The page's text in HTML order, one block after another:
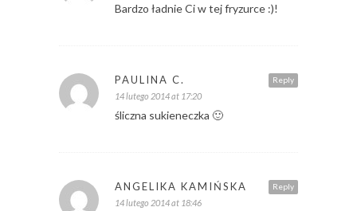
Bardzo ładnie Ci w tej fryzurce :)!
Reply
PAULINA C.
14 lutego 2014 at 17:20
śliczna sukieneczka 🙂
Reply
ANGELIKA KAMIŃSKA
14 lutego 2014 at 18:46